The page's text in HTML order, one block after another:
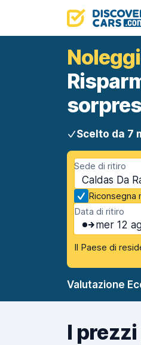
Scelto da 7
Sede di ritiro
Caldas Da
Riconsegna
Data di ritiro
mer 12
Il Paese di
Valutazione
I